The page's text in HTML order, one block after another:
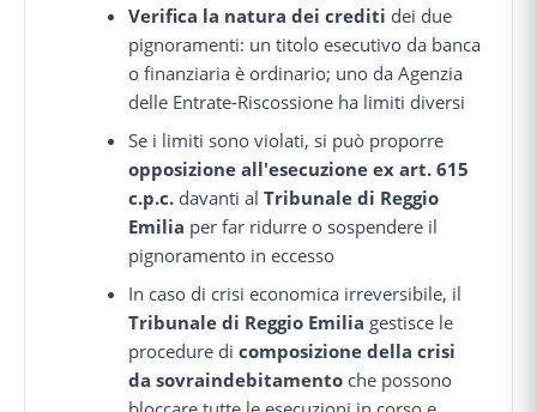
Verifica la natura dei crediti dei due
pignoramenti: un titolo esecutivo da banca
o finanziaria è ordinario; uno da Agenzia
delle Entrate-Riscossione ha limiti diversi
Se i limiti sono violati, si può proporre
opposizione all'esecuzione ex art. 615
c.p.c. davanti alTribunale di Reggio
Emilia per far ridurre o sospendere il
pignoramento in eccesso
In caso di crisi economica irreversibile, il
Tribunale di Reggio Emilia gestisce le
procedure dicomposizione della crisi
da sovraindebitamento che possono